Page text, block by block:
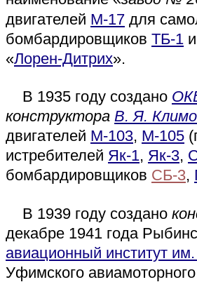
двигателей М-17 для
бомбардировщиков ТБ-1 и
«Лорен-Дитрих».
В 1935 году создано
конструктора В. Я.
двигателей М-103, М-105
истребителей Як-1, Як-3,
бомбардировщиков СБ-3,
В 1939 году создано
декабре 1941 года
авиационный институт
Уфимского